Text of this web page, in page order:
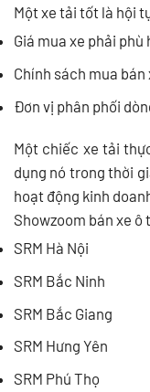
Một xe tải tốt là hội
Giá mua xe phải
Chính sách mua
Đơn vị phân phối
Một chiếc xe tải
dụng nó trong thời
hoạt động kinh
Showzoom bán xe ô
SRM Hà Nội
SRM Bắc Ninh
SRM Bắc Giang
SRM Hưng Yên
SRM Phú Thọ